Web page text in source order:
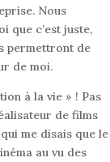
Nous
que c’est juste,
permettront de
de moi.
à la vie » ! Pas
de films
me disais que le
au vu des